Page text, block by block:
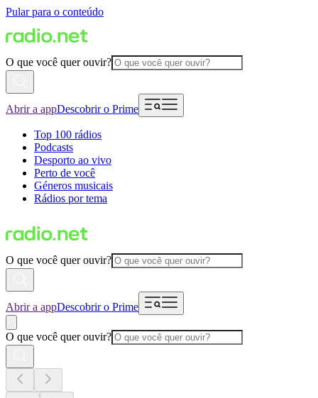
Pular para o conteúdo
O que você quer ouvir?
Abrir a appDescobrir o Prime
Top 100 rádios
Podcasts
Desporto ao vivo
Perto de você
Géneros musicais
Rádios por tema
O que você quer ouvir?
Abrir a appDescobrir o Prime
O que você quer ouvir?